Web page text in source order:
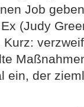
Job
(Judy
ein, der